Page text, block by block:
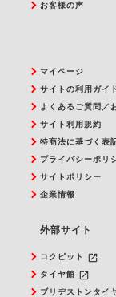
お客様の声
マイページ
サイトの利用ガイ
よくあるご質問／
サイト利用規約
特商法に基づく表
プライバシーポリ
サイトポリシー
企業情報
外部サイト
コクピット launch
タイヤ館 launch
ブリヂストンタイ